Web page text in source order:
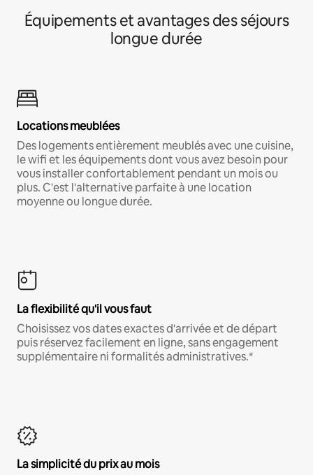
Équipements et avantages des séjours
longue durée
Locations meublées
Des logements entièrement meublés avec une cuisine,
le wifi et les équipements dont vous avez besoin pour
vous installer confortablement pendant un mois ou
plus. C'est l'alternative parfaite à une location
moyenne ou longue durée.
La flexibilité qu'il vous faut
Choisissez vos dates exactes d'arrivée et de départ
puis réservez facilement en ligne, sans engagement
supplémentaire ni formalités administratives.*
La simplicité du prix au mois